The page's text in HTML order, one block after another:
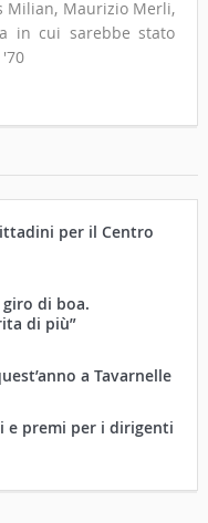
Milian, Maurizio Merli,
in cui sarebbe stato
per il Centro
di boa.
di più”
a Tavarnelle
e premi per i dirigenti